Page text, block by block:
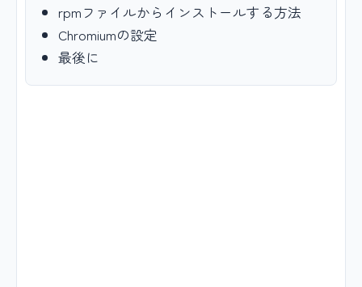
rpmファイルからインストールする方法
Chromiumの設定
最後に